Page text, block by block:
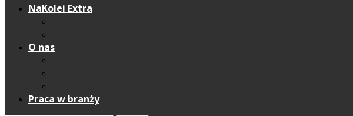
NaKolei Extra
O nas
Praca w branży